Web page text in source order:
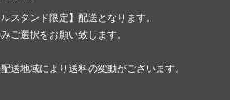
スタンド限定】配送となります。
ご選択をお願い致します。
送地域により送料の変動がございます。